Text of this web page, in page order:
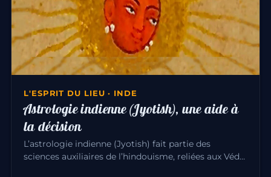
L'ESPRIT DU LIEU · INDE
Astrologie indienne (Jyotish), une aide à
la décision
L’astrologie indienne (Jyotish) fait partie des
sciences auxiliaires de l’hindouisme, reliées aux Véda.